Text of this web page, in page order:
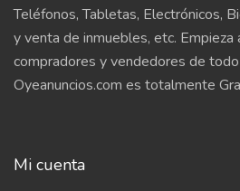
Teléfonos, Tabletas, Electrónicos,
y venta de inmuebles, etc. Empieza
compradores y vendedores de
Oyeanuncios.com es totalmente
Mi cuenta